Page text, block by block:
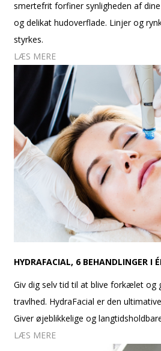
smertefrit forfiner synligheden af
og delikat hudoverflade. Linjer og
styrkes.
LÆS MERE
HYDRAFACIAL, 6 BEHANDLINGER I
Giv dig selv tid til at blive forkælet og
travlhed. HydraFacial er den
Giver øjeblikkelige og
LÆS MERE